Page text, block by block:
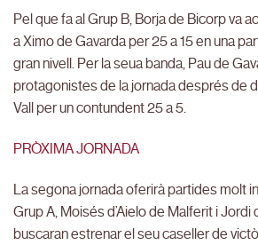
Pel que fa al Grup B, Borja de Bicorp va
a Ximo de Gavarda per 25 a 15 en una
gran nivell. Per la seua banda, Pau de
protagonistes de la jornada després de
Vall per un contundent 25 a 5.
PRÒXIMA JORNADA
La segona jornada oferirà partides molt
Grup A, Moisés d’Aielo de Malferit i Jordi
buscaran estrenar el seu caseller de